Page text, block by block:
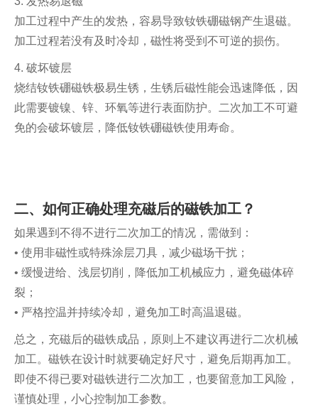
加工过程中产生的发热，容易导致钕铁硼磁钢产生退磁。
加工过程若没有及时冷却，磁性将受到不可逆的损伤。
4. 破坏镀层
烧结钕铁硼磁铁极易生锈，生锈后磁性能会迅速降低，因
此需要镀镍、锌、环氧等进行表面防护。二次加工不可避
免的会破坏镀层，降低钕铁硼磁铁使用寿命。
二、如何正确处理充磁后的磁铁加工？
如果遇到不得不进行二次加工的情况，需做到：
• 使用非磁性或特殊涂层刀具，减少磁场干扰；
• 缓慢进给、浅层切削，降低加工机械应力，避免磁体碎
裂；
• 严格控温并持续冷却，避免加工时高温退磁。
总之，充磁后的磁铁成品，原则上不建议再进行二次机械
加工。磁铁在设计时就要确定好尺寸，避免后期再加工。
即使不得已要对磁铁进行二次加工，也要留意加工风险，
谨慎处理，小心控制加工参数。